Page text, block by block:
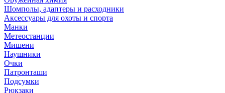
Шомполы, адаптеры и расходники
Аксессуары для охоты и спорта
Манки
Метеостанции
Мишени
Наушники
Очки
Патронташи
Подсумки
Рюкзаки